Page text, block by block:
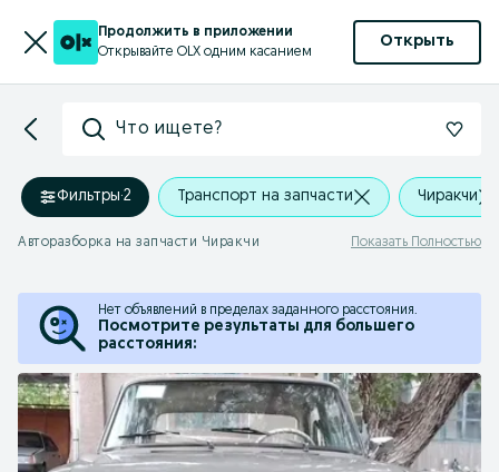
Продолжить в приложении
Открывайте OLX одним касанием
Открыть
Что ищете?
Фильтры·2 Транспорт на запчасти Чиракчи
Авторазборка на запчасти Чиракчи Показать Полностью
Нет объявлений в пределах заданного расстояния.
Посмотрите результаты для большего
расстояния: